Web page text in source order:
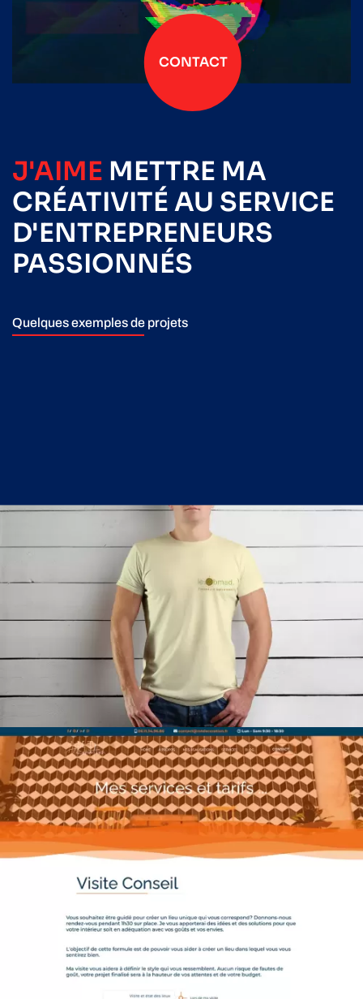
CONTACT
J'AIME METTRE MA
CRÉATIVITÉ AU SERVICE
D'ENTREPRENEURS
PASSIONNÉS
Quelques exemples de projets